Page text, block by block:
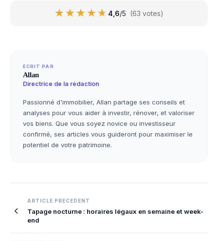
★★★★★
★★★★★ 4,6/5 (63 votes)
ECRIT PAR
Allan
Directrice de la rédaction
Passionné d'immobilier, Allan partage ses conseils et
analyses pour vous aider à investir, rénover, et valoriser
vos biens. Que vous soyez novice ou investisseur
confirmé, ses articles vous guideront pour maximiser le
potentiel de votre patrimoine.
Navigation
de
ARTICLE PRECEDENT
Tapage nocturne : horaires légaux en semaine et week-
end